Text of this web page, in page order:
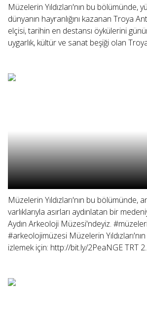
Müzelerin Yıldızları'nın bu bölümünde,
dünyanın hayranlığını kazanan Troya
elçisi, tarihin en destansı öykülerini
uygarlık, kültür ve sanat beşiği olan
Müzelerin Yıldızları'nın bu bölümünde,
varlıklarıyla asırları aydınlatan bir
Aydın Arkeoloji Müzesi'ndeyiz.
#arkeolojimüzesi Müzelerin
izlemek için: http://bit.ly/2PeaNGE TRT